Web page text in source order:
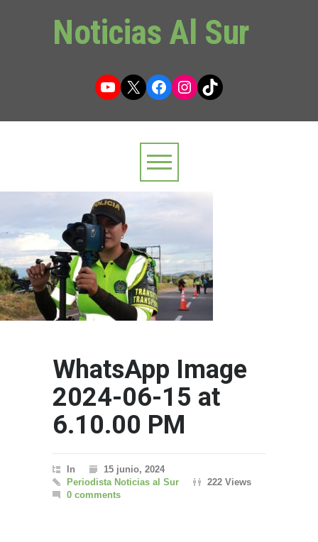
Noticias Al Sur
YouTube
X Facebook
Instagram
TikTok
WhatsApp Image
2024-06-15 at
6.10.00 PM
In
15 junio, 2024
Periodista Noticias al Sur
222 Views
0 comments